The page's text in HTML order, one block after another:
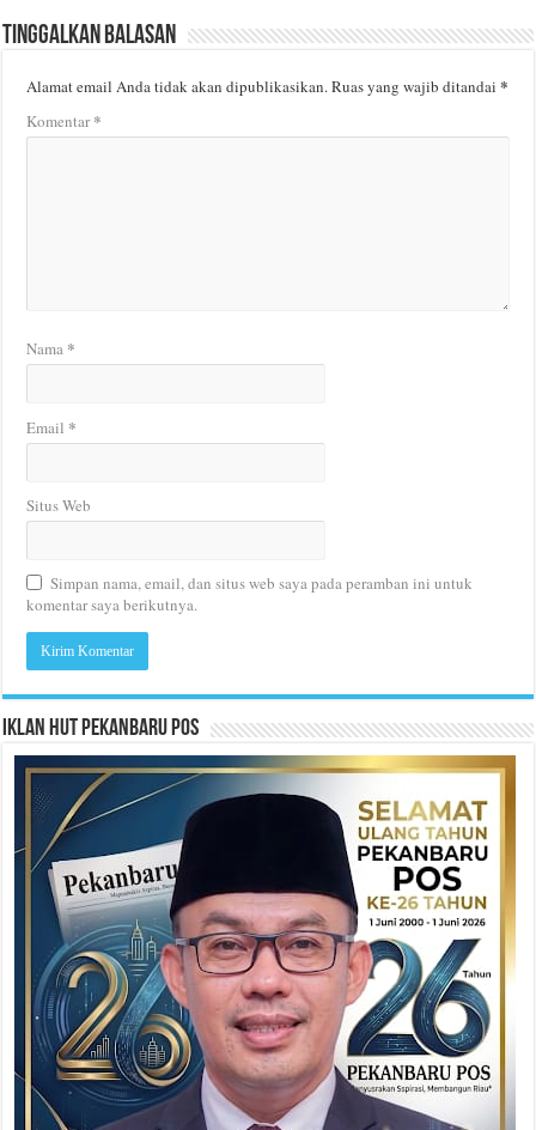
Tinggalkan Balasan
Alamat email Anda tidak akan dipublikasikan.Ruas yang wajib ditandai*
Komentar*
Nama *
Email *
Situs Web
Simpan nama, email, dan situs web saya pada peramban ini untuk
komentar saya berikutnya.
Iklan HUT Pekanbaru Pos